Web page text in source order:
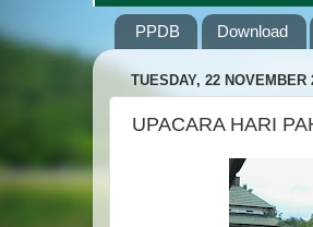
PPDB Download
TUESDAY, 22 NOVEMBER
UPACARA HARI